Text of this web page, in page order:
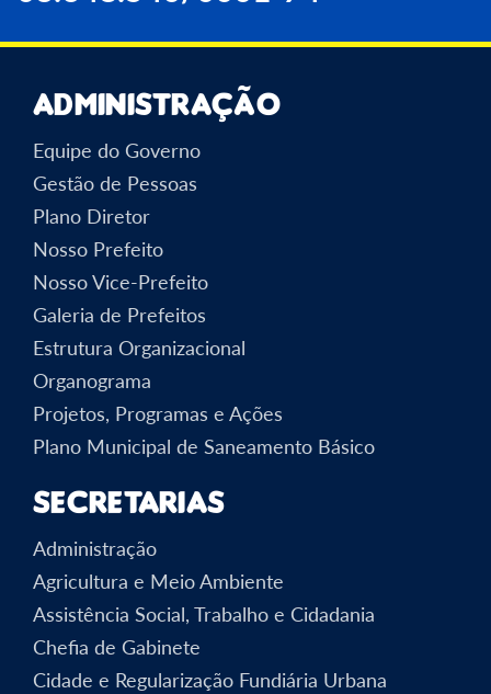
Administração
Equipe do Governo
Gestão de Pessoas
Plano Diretor
Nosso Prefeito
Nosso Vice-Prefeito
Galeria de Prefeitos
Estrutura Organizacional
Organograma
Projetos, Programas e Ações
Plano Municipal de Saneamento Básico
Secretarias
Administração
Agricultura e Meio Ambiente
Assistência Social, Trabalho e Cidadania
Chefia de Gabinete
Cidade e Regularização Fundiária Urbana